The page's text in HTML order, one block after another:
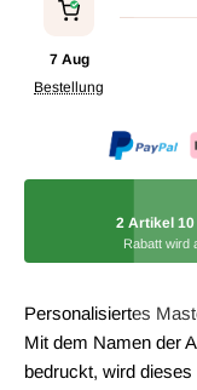
7 Aug
Bestellung
2 Artikel 10
Rabatt wird
Personalisiertes
Mit dem Namen der
bedruckt, wird